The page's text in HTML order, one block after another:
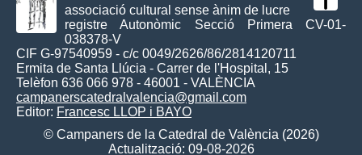
associació cultural sense ànim de lucre
registre Autonòmic Secció Primera CV-01-
038378-V
CIF G-97540959 - c/c 0049/2626/86/2814120711
Ermita de Santa Llúcia - Carrer de l'Hospital, 15
Telèfon 636 066 978 - 46001 - VALÈNCIA
campanerscatedralvalencia@gmail.com
Editor: Francesc LLOP i BAYO
© Campaners de la Catedral de València (2026)
Actualització: 09-08-2026